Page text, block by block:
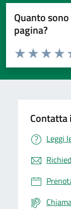
Quanto
pagina?
Valuta da 1 a 5
Valuta
Valuta 2
Valuta 1 stelle
Contatta
Leggi